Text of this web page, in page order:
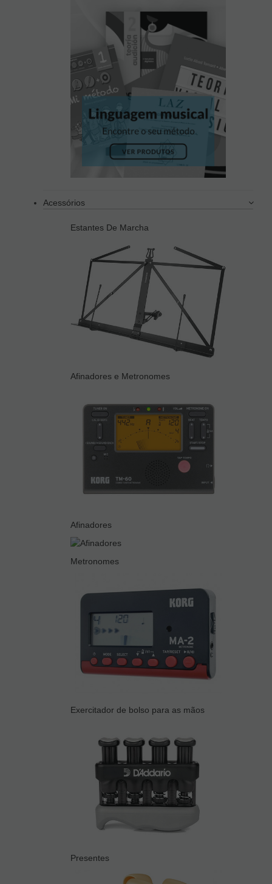
Acessórios
Estantes De Marcha
Afinadores e Metronomes
Afinadores
Metronomes
Exercitador de bolso para as mãos
Presentes